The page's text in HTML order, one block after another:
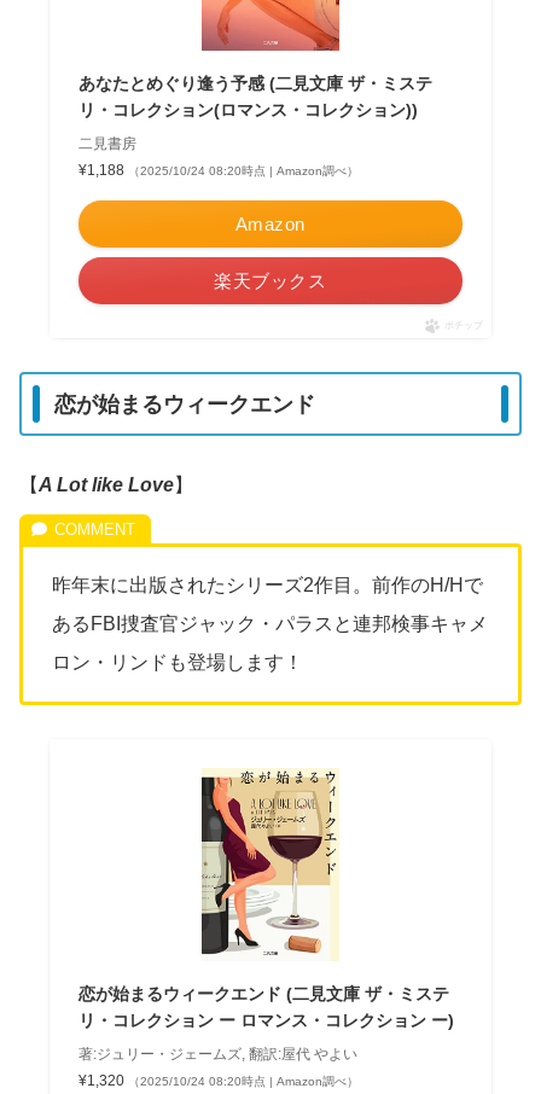
あなたとめぐり逢う予感 (二見文庫 ザ・ミステ
リ・コレクション(ロマンス・コレクション))
二見書房
¥1,188
（2025/10/24 08:20時点 | Amazon調べ）
Amazon
楽天ブックス
ポチップ
恋が始まるウィークエンド
【A Lot like Love】
昨年末に出版されたシリーズ2作目。前作のH/Hで
あるFBI捜査官ジャック・パラスと連邦検事キャメ
ロン・リンドも登場します！
恋が始まるウィークエンド (二見文庫 ザ・ミステ
リ・コレクション ー ロマンス・コレクション ー)
著:ジュリー・ジェームズ, 翻訳:屋代 やよい
¥1,320
（2025/10/24 08:20時点 | Amazon調べ）